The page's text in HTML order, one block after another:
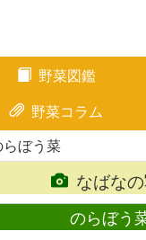
野菜図鑑
野菜コラム
らぼう菜
なばな
のらぼう